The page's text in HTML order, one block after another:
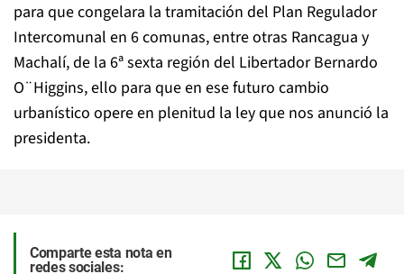
para que congelara la tramitación del Plan Regulador
Intercomunal en 6 comunas, entre otras Rancagua y
Machalí, de la 6ª sexta región del Libertador Bernardo
O¨Higgins, ello para que en ese futuro cambio
urbanístico opere en plenitud la ley que nos anunció la
presidenta.
Comparte esta nota en
redes sociales: